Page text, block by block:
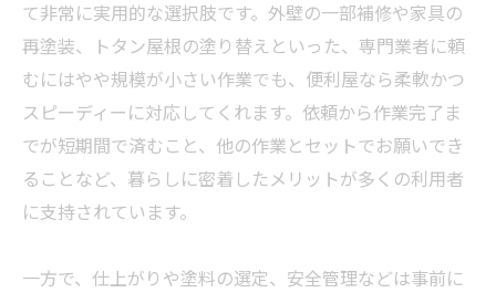
て非常に実用的な選択肢です。外壁の一部補修や家具の
再塗装、トタン屋根の塗り替えといった、専門業者に頼
むにはやや規模が小さい作業でも、便利屋なら柔軟かつ
スピーディーに対応してくれます。依頼から作業完了ま
でが短期間で済むこと、他の作業とセットでお願いでき
ることなど、暮らしに密着したメリットが多くの利用者
に支持されています。
一方で、仕上がりや塗料の選定、安全管理などは事前に